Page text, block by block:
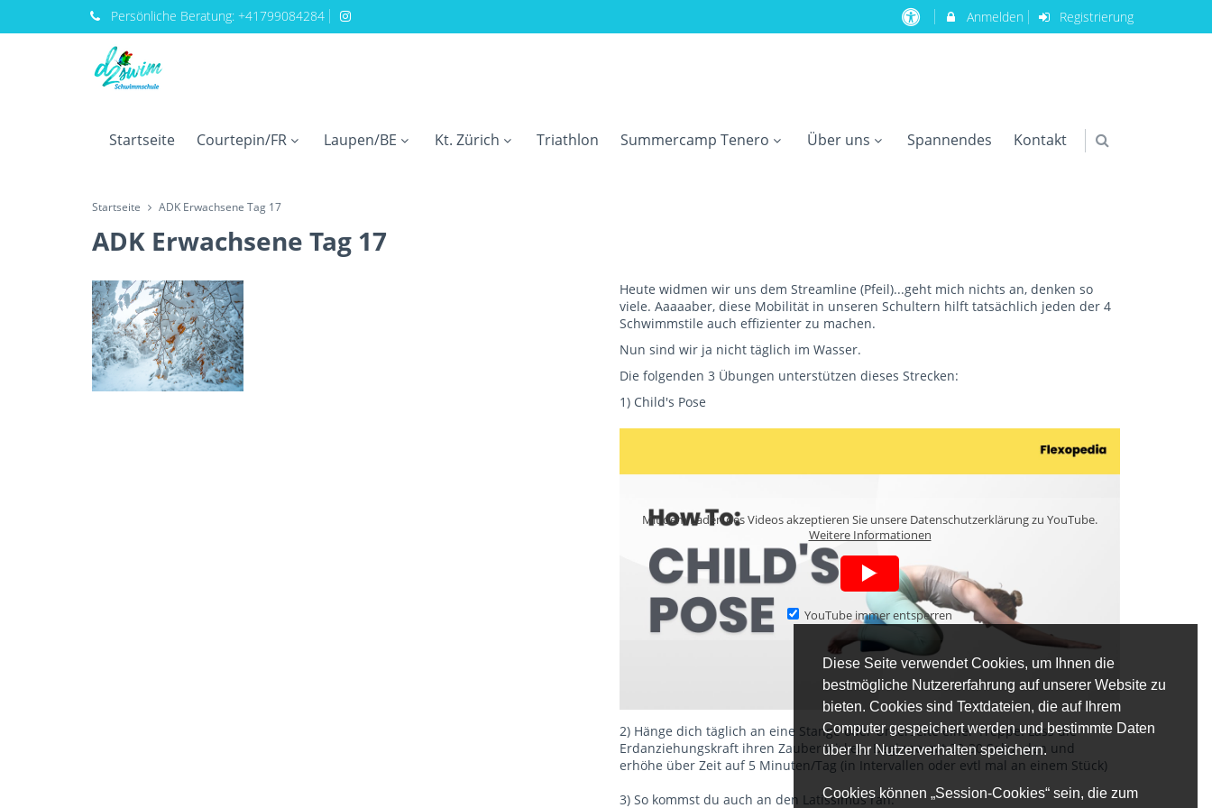
Diese Seite verwendet Cookies, um Ihnen die
bestmögliche Nutzererfahrung auf unserer Website zu
bieten. Cookies sind Textdateien, die auf Ihrem
Computer gespeichert werden und bestimmte Daten
über Ihr Nutzerverhalten speichern.
Cookies können „Session-Cookies“ sein, die zum
Persönliche Beratung: +41799084284 Anmelden Registrierung
Startseite Courtepin/FR Laupen/BE Kt. Zürich Triathlon Summercamp Tenero Über uns Spannendes Kontakt
Startseite ADK Erwachsene Tag 17
ADK Erwachsene Tag 17
Heute widmen wir uns dem Streamline (Pfeil)...geht mich nichts an, denken so
viele. Aaaaaber, diese Mobilität in unseren Schultern hilft tatsächlich jeden der 4
Schwimmstile auch effizienter zu machen.
Nun sind wir ja nicht täglich im Wasser.
Die folgenden 3 Übungen unterstützen dieses Strecken:
1) Child's Pose
Mit dem Laden des Videos akzeptieren Sie unsere Datenschutzerklärung zu YouTube.
Weitere Informationen
YouTube immer entsperren
2) Hänge dich täglich an eine Stange oder Unterseite einer Treppe. Lass die
Erdanziehungskraft ihren Zauber wirken. Beginne mit 20-30 Sekunden und
erhöhe über Zeit auf 5 Minuten/Tag (in Intervallen oder evtl mal an einem Stück)
3) So kommst du auch an den Latissimus ran: